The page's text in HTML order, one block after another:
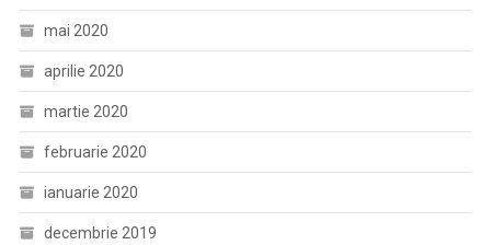
mai 2020
aprilie 2020
martie 2020
februarie 2020
ianuarie 2020
decembrie 2019